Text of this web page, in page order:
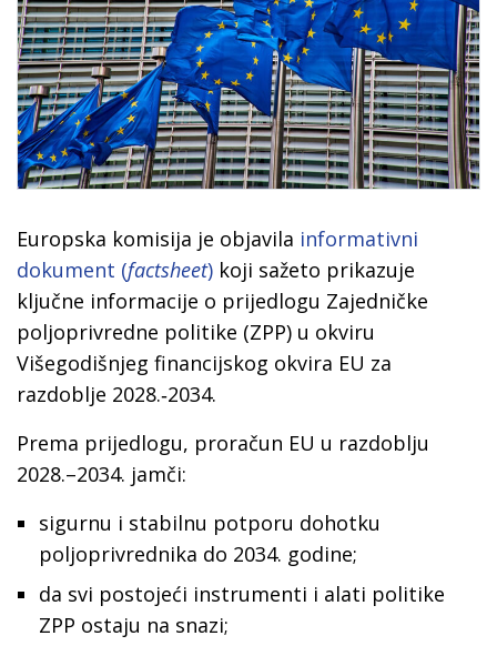
Europska komisija je objavila informativni
dokument (factsheet) koji sažeto prikazuje
ključne informacije o prijedlogu Zajedničke
poljoprivredne politike (ZPP) u okviru
Višegodišnjeg financijskog okvira EU za
razdoblje 2028.‑2034.
Prema prijedlogu, proračun EU u razdoblju
2028.–2034. jamči:
sigurnu i stabilnu potporu dohotku
poljoprivrednika do 2034. godine;
da svi postojeći instrumenti i alati politike
ZPP ostaju na snazi;